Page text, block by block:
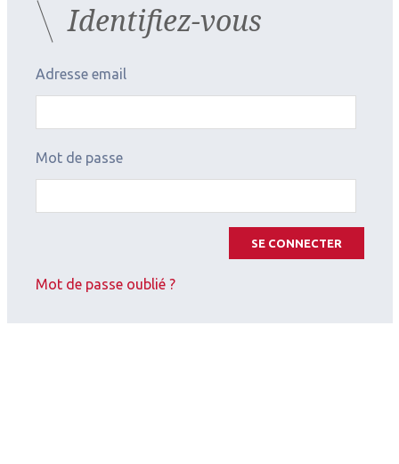
Identifiez-vous
Adresse email
Mot de passe
SE CONNECTER
Mot de passe oublié ?